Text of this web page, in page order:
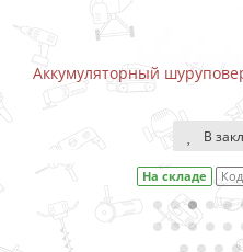
Аккумуляторный
В
На складе